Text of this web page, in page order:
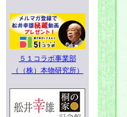
５１コラボ事業部
（（株）本物研究所）